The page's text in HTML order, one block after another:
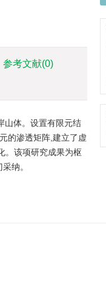
参考文献(0)
山体。设置有限元结
的渗透矩阵,建立了虚
。该项研究成果为枢
纳。